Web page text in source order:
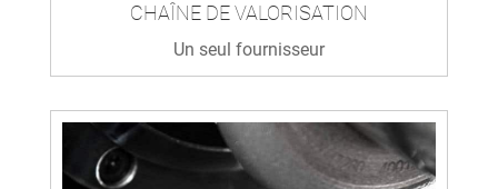
CHAÎNE DE VALORISATION
Un seul fournisseur